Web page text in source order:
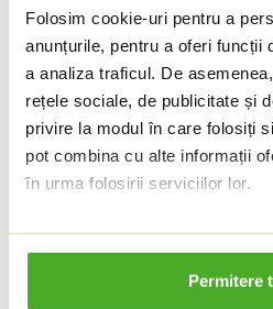
Folosim cookie-uri pentru a
anunțurile, pentru a oferi funcții
a analiza traficul. De
rețele sociale, de publicitate și
privire la modul în care folosiți
pot combina cu alte informații
în urma folosirii serviciilor lor.
Vă păstrăm consimțământul
oricând această setareAICI.
Permitere
clienților și pacienților
Bornemann, CFO Dr. Max
Finanțarea bancară a fost
de UniCredit Bank din
a.s. și Komerční banka,
Générale), grupul finanțator
treptat debitori din șase
în șase săptămâni, un